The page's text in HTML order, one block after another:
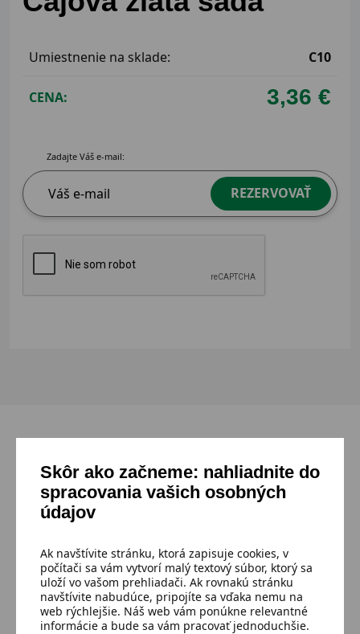
Umiestnenie na sklade: C10
CENA: 3,36 €
Zadajte Váš e-mail:
REZERVOVAŤ
Mohlo by sa ti páčiť
Skôr ako začneme: nahliadnite do
spracovania vašich osobných
údajov
Ak navštívite stránku, ktorá zapisuje cookies, v
počítači sa vám vytvorí malý textový súbor, ktorý sa
uloží vo vašom prehliadači. Ak rovnakú stránku
navštívite nabudúce, pripojíte sa vďaka nemu na
web rýchlejšie. Náš web vám ponúkne relevantné
informácie a bude sa vám pracovať jednoduchšie.